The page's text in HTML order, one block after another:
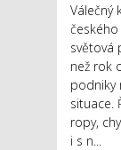
Válečný
světová
než rok
podniky
situace.
ropy,
i s n...